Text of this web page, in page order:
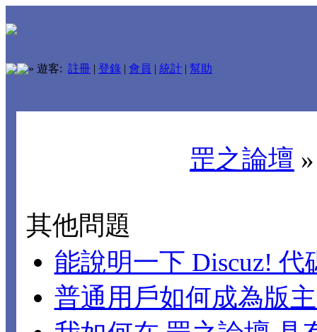
» 遊客: 註冊 | 登錄 | 會員 | 統計 | 幫助
罡之論壇
其他問題
能說明一下 Discuz! 代
普通用戶如何成為版